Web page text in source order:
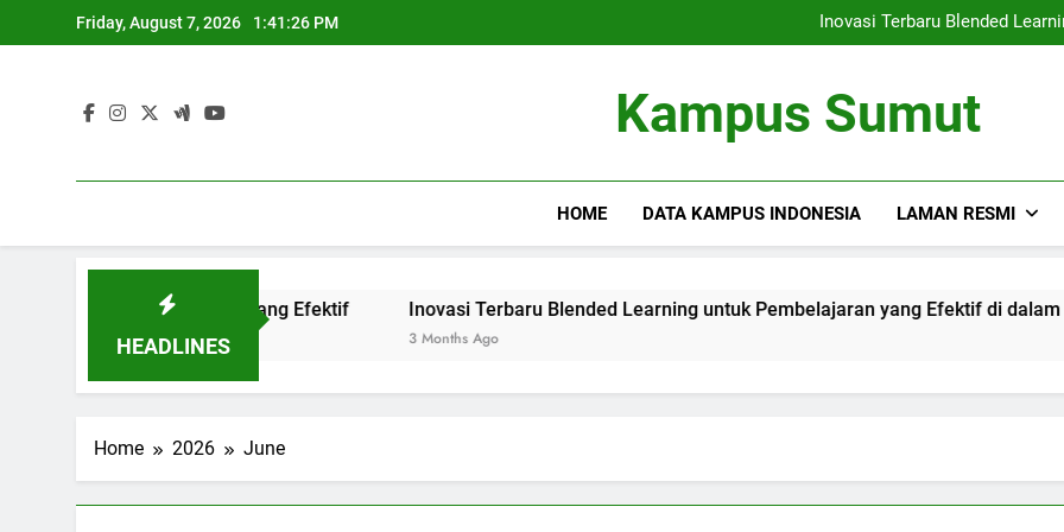
to
Friday, August 7, 2026 1:41:26 PM
Inovasi Terbaru Blended
Mengintegrasikan
Inovasi Terbaru Blended
Mengintegrasikan
Kampus Sumut
HOME DATA KAMPUS INDONESIA LAMAN RESMI
HEADLINES
Link and Match yang Efektif Inovasi Terbaru Blended Learning untuk Pembelajaran yang Efektif di dalam
3 Months Ago
Home 2026 June